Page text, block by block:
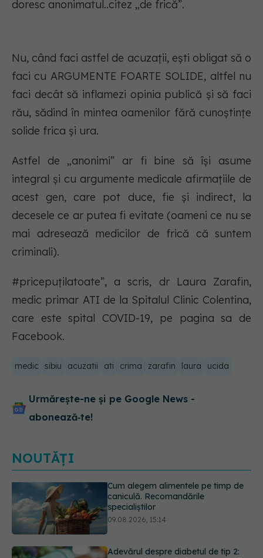
doresc anonimatul..citez „de frică”.
Nu, când faci astfel de acuzații, ești obligat să o
faci cu ARGUMENTE FOARTE SOLIDE, altfel nu
faci decât să inflamezi opinia publică și să faci
rău, sădind în mintea oamenilor fără cunoștințe
solide frica și ura.
Astfel de „anonimi” ar fi bine să își asume
integral și cu argumente medicale afirmațiile de
acest gen, care pot duce, fie și indirect, la
decesele ce ar putea fi evitate (oameni ce nu se
mai adresează medicilor de frică că suntem
criminali).
#pricepuțilatoate”, a scris, dr Laura Zarafin,
medic primar ATI de la Spitalul Clinic Colentina,
care este spital COVID-19, pe pagina sa de
Facebook.
medic sibiu acuzatii ati crima zarafin laura ucida
Urmărește-ne și pe Google News -
abonează‑te!
NOUTĂȚI
Adevărul despre diabetul de tip 2:
ce greșeli fac majoritatea oamenilor.
5 mituri demontate de medici